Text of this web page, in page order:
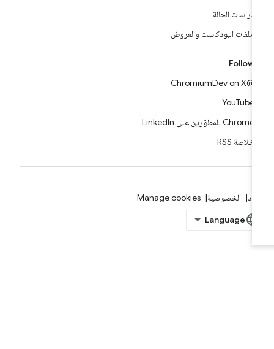
دراسات الحالة
ملفات البودكاست والعروض
Follow
YouTube
Chrome للمطوّرين على LinkedIn
خلاصة RSS
الخصوصية Manage cookies